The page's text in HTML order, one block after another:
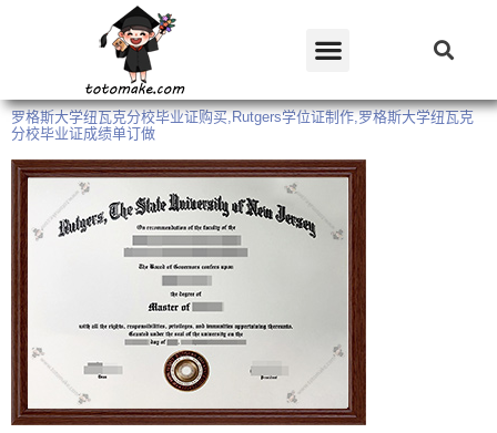
罗格斯大学纽瓦克分校毕业证购买,Rutgers学位证制作,罗格斯大学纽瓦克
分校毕业证成绩单订做